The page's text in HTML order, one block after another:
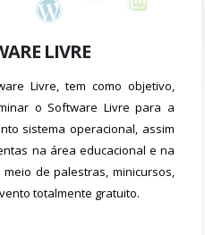
LIVRE
Livre, tem como objetivo,
o Software Livre para a
sistema operacional, assim
na área educacional e na
de palestras, minicursos,
totalmente gratuito.